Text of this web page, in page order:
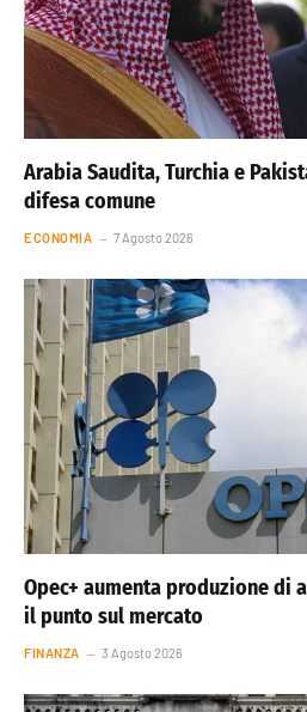
Arabia Saudita, Turchia e
difesa comune
ECONOMIA 7 Agosto 2026
Opec+ aumenta produzione
il punto sul mercato
FINANZA 3 Agosto 2026